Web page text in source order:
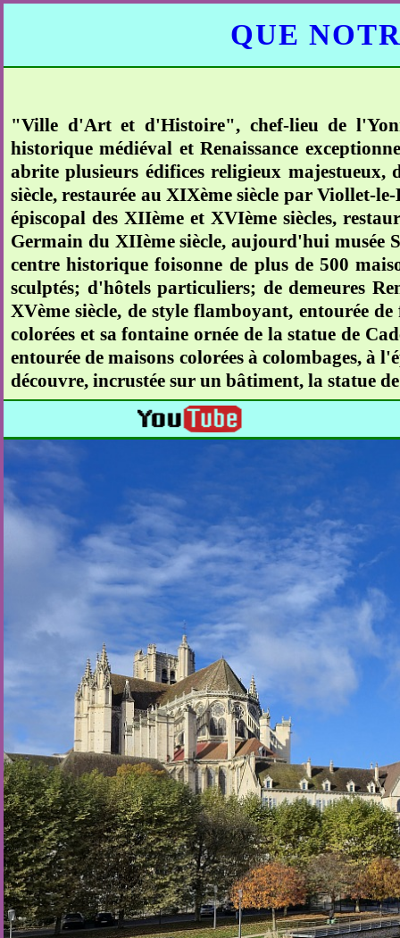
QUE
"Ville d'Art et d'Histoire", chef-lieu de
historique médiéval et Renaissance
abrite plusieurs édifices religieux
siècle, restaurée au XIXème siècle par Viollet-
épiscopal des XIIème et XVIème siècles,
Germain du XIIème siècle, aujourd'hui musée
centre historique foisonne de plus de 500
sculptés; d'hôtels particuliers; de demeures
XVème siècle, de style flamboyant, entourée
colorées et sa fontaine ornée de la statue de
entourée de maisons colorées à colombages, à
découvre, incrustée sur un bâtiment, la statue